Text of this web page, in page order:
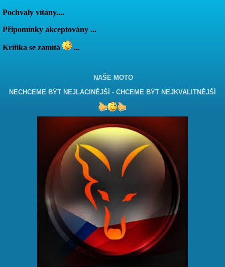
Pochvaly vítány....
Připomínky akceptovány ...
Kritika se zamítá ...
NAŠE MOTO
NECHCEME BÝT NEJLACINĚJŠÍ - CHCEME BÝT NEJKVALITNĚJŠÍ